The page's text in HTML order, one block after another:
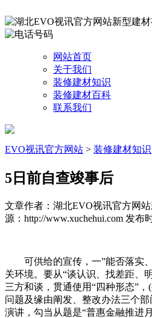
网站首页
关于我们
装修建材知识
装修建材百科
联系我们
EVO视讯官方网站 > 装修建材知识
5日前自查竣事后
文章作者：湖北EVO视讯官方网
源：http://www.xuchehui.com 发布
可供给的宣传，一”能否落实、
关环境。要从“谈认识、找差距、
三方和谈，贯通使用“四种形态”
问题及缘由阐发、整改办法三个
演讲，勾当从题是“普惠金融推进